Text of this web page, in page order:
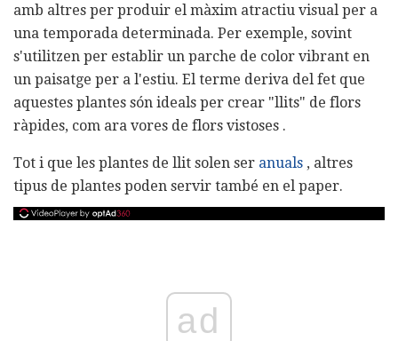
amb altres per produir el màxim atractiu visual per a
una temporada determinada. Per exemple, sovint
s'utilitzen per establir un parche de color vibrant en
un paisatge per a l'estiu. El terme deriva del fet que
aquestes plantes són ideals per crear "llits" de flors
ràpides, com ara vores de flors vistoses .
Tot i que les plantes de llit solen ser anuals , altres
tipus de plantes poden servir també en el paper.
ad